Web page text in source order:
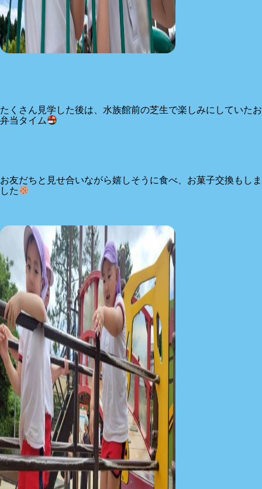
たくさん見学した後は、水族館前の芝生で楽しみにしていたお
弁当タイム
お友だちと見せ合いながら嬉しそうに食べ、お菓子交換もしま
した